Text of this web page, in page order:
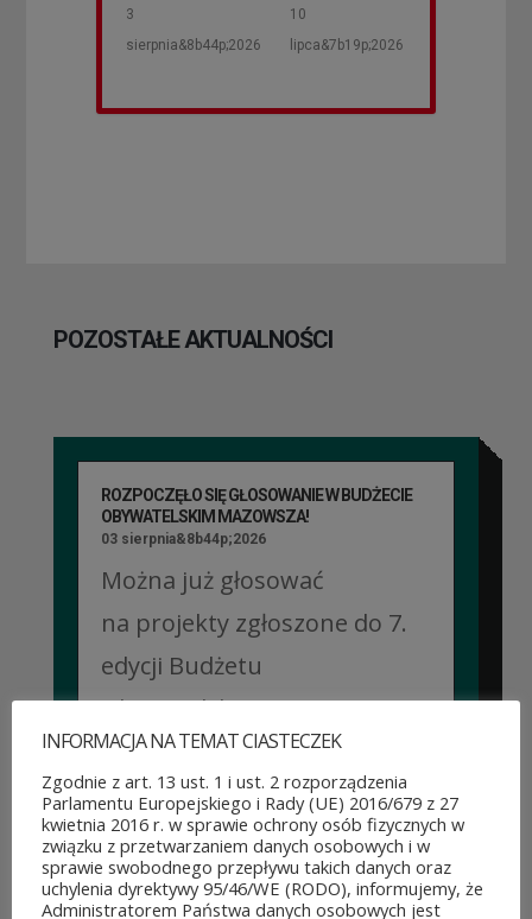
3
sierpnia&8b44p;2026
10
lipca&7b19p;2026
POZOSTAŁE AKTUALNOŚCI
ROZPOCZĘŁO SIĘ GŁOSOWANIE W BUDŻECIE
OBYWATELSKIM MAZOWSZA!
03 sierpnia&8b44p;2026
Można już głosować
na projekty zgłoszone do 7.
edycji Budżetu
Obywatelskiego Mazowsza.
To mieszkańcy zdecydują,
które pomysły dostaną
dofinansowanie z budżetu
samorządu województwa
INFORMACJA NA TEMAT CIASTECZEK
Zgodnie z art. 13 ust. 1 i ust. 2 rozporządzenia
Parlamentu Europejskiego i Rady (UE) 2016/679 z 27
kwietnia 2016 r. w sprawie ochrony osób fizycznych w
związku z przetwarzaniem danych osobowych i w
sprawie swobodnego przepływu takich danych oraz
uchylenia dyrektywy 95/46/WE (RODO), informujemy, że
Administratorem Państwa danych osobowych jest